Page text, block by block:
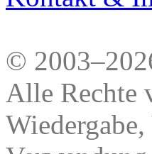
©
Alle Rechte